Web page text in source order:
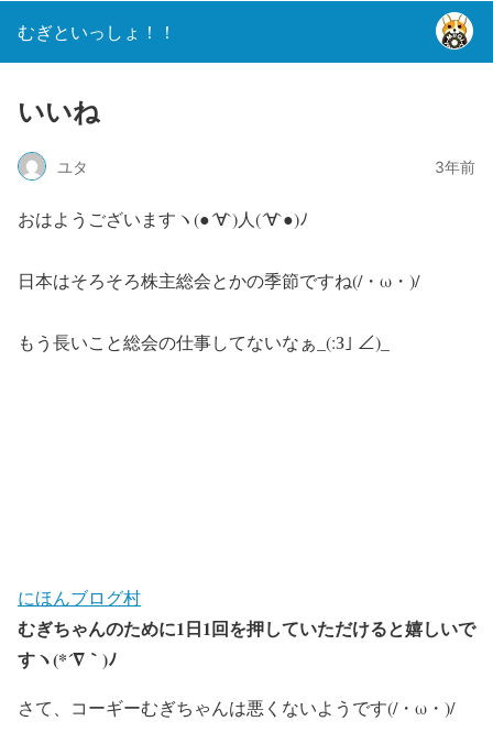
むぎといっしょ！！
いいね
ユタ 3年前
おはようございますヽ(●´∀`)人(´∀`●)ﾉ
日本はそろそろ株主総会とかの季節ですね(/・ω・)/
もう長いこと総会の仕事してないなぁ_(:З｣ ∠)_
にほんブログ村
むぎちゃんのために1日1回を押していただけると嬉しいで
すヽ(*´∇｀)ﾉ
さて、コーギーむぎちゃんは悪くないようです(/・ω・)/